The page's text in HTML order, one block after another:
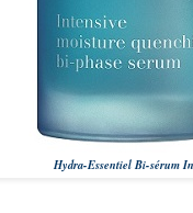
Hydra-Essentiel Bi-sérum